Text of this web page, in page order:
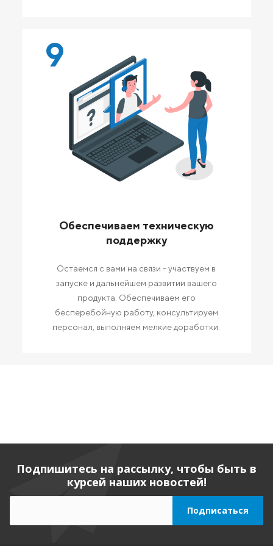
9
Обеспечиваем техническую
поддержку
Остаемся с вами на связи - участвуем в
запуске и дальнейшем развитии вашего
продукта. Обеспечиваем его
бесперебойную работу, консультируем
персонал, выполняем мелкие доработки.
Подпишитесь на рассылку, чтобы быть в
курсей наших новостей!